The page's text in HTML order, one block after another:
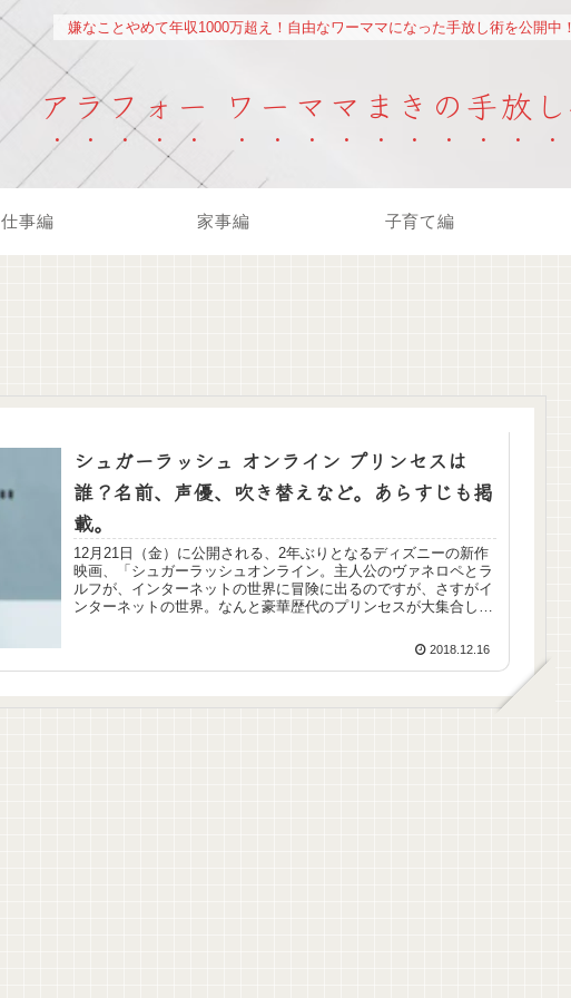
嫌なことやめて年収1000万超え！自由なワーママになった手放し術を公開中
アラフォー ワーママまきの手放
仕事編 家事編 子育て編
シュガーラッシュ オンライン プリンセスは
誰？名前、声優、吹き替えなど。あらすじも掲
載。
12月21日（金）に公開される、2年ぶりとなるディズニーの新作
映画、「シュガーラッシュオンライン。主人公のヴァネロペとラ
ルフが、インターネットの世界に冒険に出るのですが、さすがイ
ンターネットの世界。なんと豪華歴代のプリンセスが大集合して
2018.12.16